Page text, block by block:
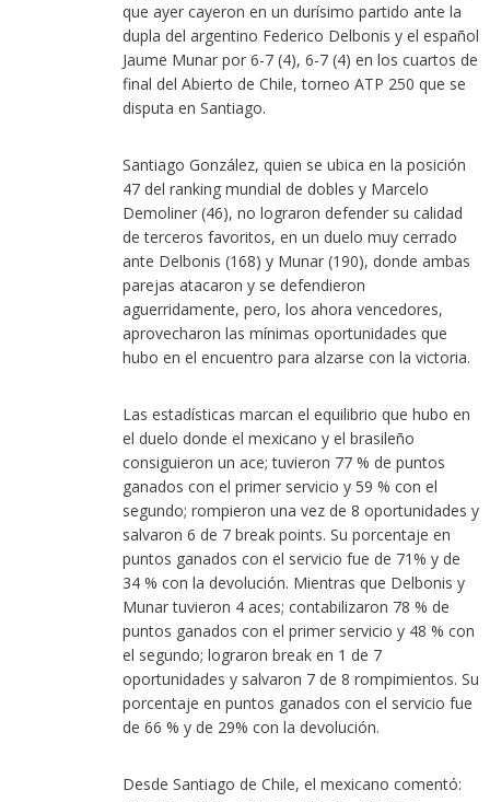
que ayer cayeron en un durísimo partido ante la
dupla del argentino Federico Delbonis y el español
Jaume Munar por 6-7 (4), 6-7 (4) en los cuartos de
final del Abierto de Chile, torneo ATP 250 que se
disputa en Santiago.
Santiago González, quien se ubica en la posición
47 del ranking mundial de dobles y Marcelo
Demoliner (46), no lograron defender su calidad
de terceros favoritos, en un duelo muy cerrado
ante Delbonis (168) y Munar (190), donde ambas
parejas atacaron y se defendieron
aguerridamente, pero, los ahora vencedores,
aprovecharon las mínimas oportunidades que
hubo en el encuentro para alzarse con la victoria.
Las estadísticas marcan el equilibrio que hubo en
el duelo donde el mexicano y el brasileño
consiguieron un ace; tuvieron 77 % de puntos
ganados con el primer servicio y 59 % con el
segundo; rompieron una vez de 8 oportunidades y
salvaron 6 de 7 break points. Su porcentaje en
puntos ganados con el servicio fue de 71% y de
34 % con la devolución. Mientras que Delbonis y
Munar tuvieron 4 aces; contabilizaron 78 % de
puntos ganados con el primer servicio y 48 % con
el segundo; lograron break en 1 de 7
oportunidades y salvaron 7 de 8 rompimientos. Su
porcentaje en puntos ganados con el servicio fue
de 66 % y de 29% con la devolución.
Desde Santiago de Chile, el mexicano comentó: